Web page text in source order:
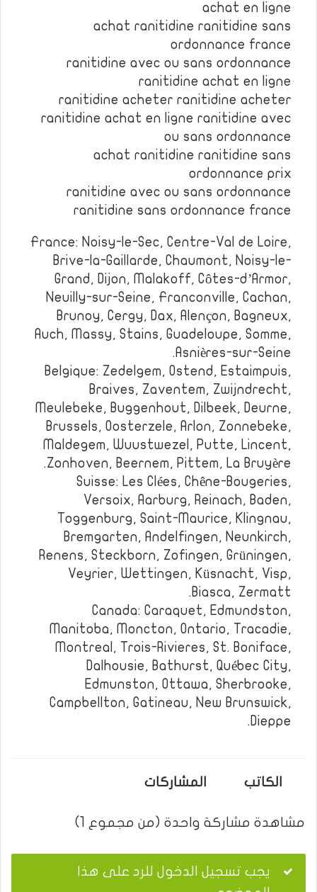
achat en ligne
achat ranitidine ranitidine sans
ordonnance france
ranitidine avec ou sans ordonnance
ranitidine achat en ligne
ranitidine acheter ranitidine acheter
ranitidine achat en ligne ranitidine avec
ou sans ordonnance
achat ranitidine ranitidine sans
ordonnance prix
ranitidine avec ou sans ordonnance
ranitidine sans ordonnance france
France: Noisy-le-Sec, Centre-Val de Loire,
Brive-la-Gaillarde, Chaumont, Noisy-le-
Grand, Dijon, Malakoff, Côtes-d’Armor,
Neuilly-sur-Seine, Franconville, Cachan,
Brunoy, Cergy, Dax, Alençon, Bagneux,
Auch, Massy, Stains, Guadeloupe, Somme,
Asnières-sur-Seine.
Belgique: Zedelgem, Ostend, Estaimpuis,
Braives, Zaventem, Zwijndrecht,
Meulebeke, Buggenhout, Dilbeek, Deurne,
Brussels, Oosterzele, Arlon, Zonnebeke,
Maldegem, Wuustwezel, Putte, Lincent,
Zonhoven, Beernem, Pittem, La Bruyère.
Suisse: Les Clées, Chêne-Bougeries,
Versoix, Aarburg, Reinach, Baden,
Toggenburg, Saint-Maurice, Klingnau,
Bremgarten, Andelfingen, Neunkirch,
Renens, Steckborn, Zofingen, Grüningen,
Veyrier, Wettingen, Küsnacht, Visp,
Biasca, Zermatt.
Canada: Caraquet, Edmundston,
Manitoba, Moncton, Ontario, Tracadie,
Montreal, Trois-Rivieres, St. Boniface,
Dalhousie, Bathurst, Québec City,
Edmunston, Ottawa, Sherbrooke,
Campbellton, Gatineau, New Brunswick,
Dieppe.
الكاتب المشاركات
مشاهدة مشاركة واحدة (من مجموع 1)
يجب تسجيل الدخول للرد على هذا